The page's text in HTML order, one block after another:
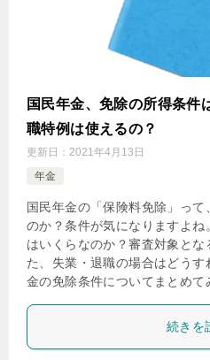
国民年金、免除の所得条件
職特例は使えるの？
更新日： 2021年4月13日
年金
国民年金の「保険料免除」っ
のか？条件が気になりますよ
はいくらなのか？審査対象とな
た、失業・退職の場合はどう
金の免除条件についてまとめて
続きを